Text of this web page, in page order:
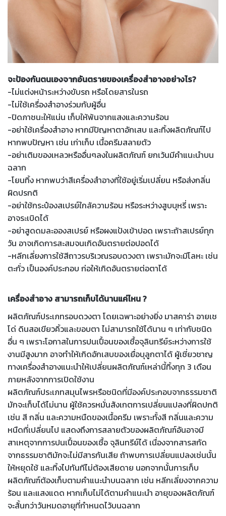
จะป้องกันตนเองจากอันตรายของเครื่องสำอางอย่างไร?
-ไม่แต่งหน้าระหว่างขับรถ หรือโดยสารในรถ
-ไม่ใช้เครื่องสำอางร่วมกับผู้อื่น
-ปิดภาชนะให้แน่น เก็บให้พ้นจากแสงและความร้อน
-อย่าใช้เครื่องสำอาง หากมีปัญหาตาอักเสบ และทิ้งผลิตภัณฑ์ไป
หากพบปัญหา เช่น เก่าเก็บ เนื้อครีมสลายตัว
-อย่าเติมของเหลวหรืออื่นๆลงในผลิตภัณฑ์ ยกเว้นมีคำแนะนำบน
ฉลาก
-โยนทิ้ง หากพบว่าสีเครื่องสำอางที่ใช้อยู่เริ่มเปลี่ยน หรือส่งกลิ่น
ผิดปรกติ
-อย่าใช้กระป๋องสเปรย์ใกล้ความร้อน หรือระหว่างสูบบุหรี่ เพราะ
อาจระเบิดได้
-อย่าสูดดมละอองสเปรย์ หรือผงแป้งเข้าปอด เพราะถ้าสเปรย์ทุก
วัน อาจเกิดการสะสมจนเกิดอันตรายต่อปอดได้
-หลีกเลี่ยงการใช้สีถาวรบริเวณรอบดวงตา เพราะมักจะมีโลหะ เช่น
ตะกั่ว เป็นองค์ประกอบ ก่อให้เกิดอันตรายต่อตาได้
เครื่องสำอาง สามารถเก็บได้นานแค่ไหน ?
ผลิตภัณฑ์ประเภทรอบดวงตา โดยเฉพาะอย่างยิ่ง มาสคาร่า อายเช
โด่ ดินสอเขียวคิ้วและขอบตา ไม่สามารถใช้ได้นาน ๆ เท่ากับชนิด
อื่น ๆ เพราะโอกาสในการปนเปื้อนของเชื้อจุลินทรีย์ระหว่างการใช้
งานมีสูงมาก อาจทำให้เกิดอักเสบของเยื่อบุลูกตาได้ ผู้เชี่ยวชาญ
ทางเครื่องสำอางแนะนำให้เปลี่ยนผลิตภัณฑ์เหล่านี้ทิ้งทุก 3 เดือน
ภายหลังจากการเปิดใช้งาน
ผลิตภัณฑ์ประเภทสมุนไพรหรือชนิดที่มีองค์ประกอบจากธรรมชาติ
มักจะเก็บได้ไม่นาน ผู้ใช้ควรหมั่นสังเกตการเปลี่ยนแปลงที่ผิดปกติ
เช่น สี กลิ่น และความหนืดของเนื้อครีม เพราะทั้งสี กลิ่นและความ
หนืดที่เปลี่ยนไป แสดงถึงการสลายตัวของผลิตภัณฑ์อันอาจมี
สาเหตุจากการปนเปื้อนของเชื้อ จุลินทรีย์ได้ เนื่องจากสารสกัด
จากธรรมชาติมักจะไม่มีสารกันเสีย ถ้าพบการเปลี่ยนแปลงเช่นนั้น
ให้หยุดใช้ และทิ้งไปทันทีไม่ต้องเสียดาย นอกจากนั้นการเก็บ
ผลิตภัณฑ์ต้องเก็บตามคำแนะนำบนฉลาก เช่น หลีกเลี่ยงจากความ
ร้อน และแสงแดด หากเก็บไม่ได้ตามคำแนะนำ อายุของผลิตภัณฑ์
จะสั้นกว่าวันหมดอายุที่กำหนดไว้บนฉลาก